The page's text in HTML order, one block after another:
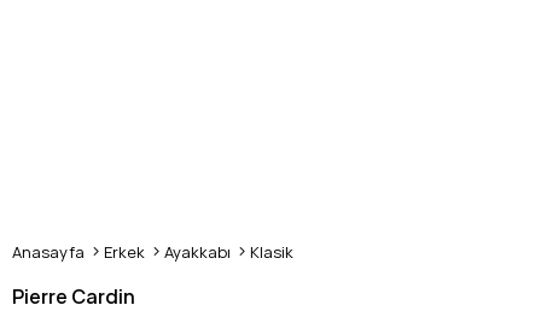
Anasayfa Erkek Ayakkabı Klasik
Pierre Cardin